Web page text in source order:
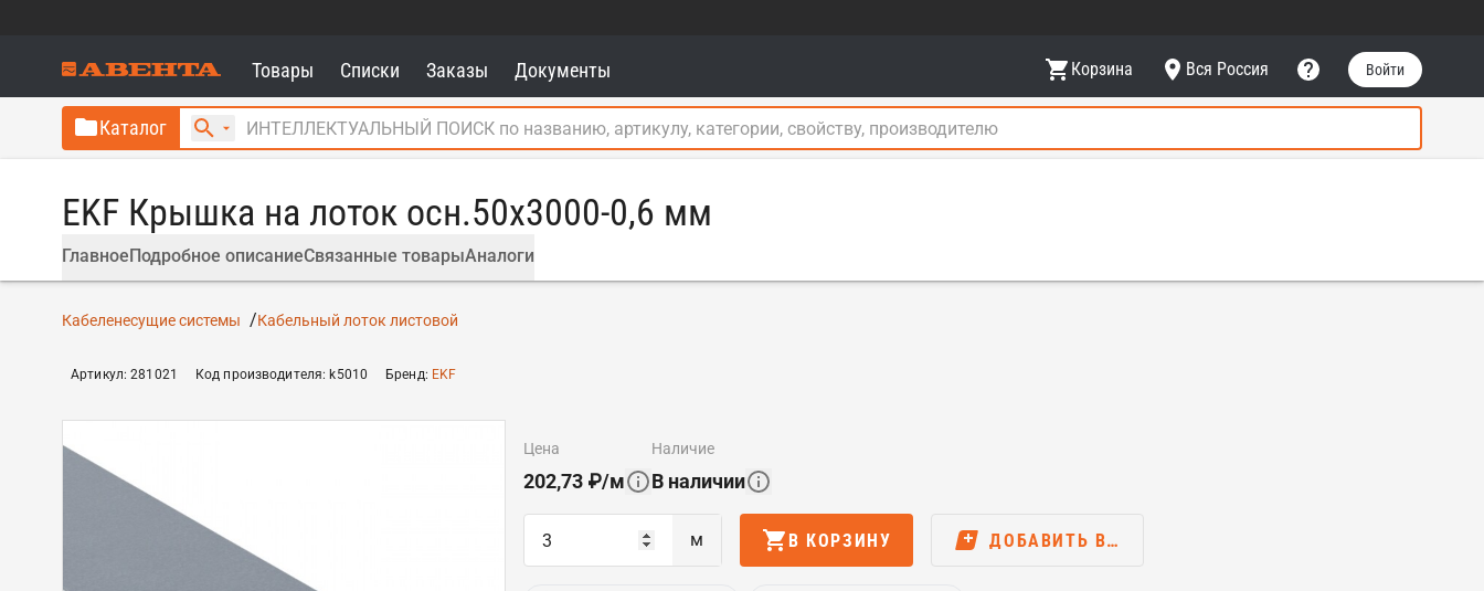
Товары Списки Заказы Документы Корзина Вся Россия Войти
Каталог
EKF Крышка на лоток осн.50x3000-0,6 мм
ГлавноеПодробное описаниеСвязанные товарыАналоги
Кабеленесущие системы Кабельный лоток листовой
Артикул:281021 Код производителя: k5010 Бренд: EKF
цена
202,73 ₽/м
наличие
В наличии
м В КОРЗИНУ ДОБАВИТЬ В…